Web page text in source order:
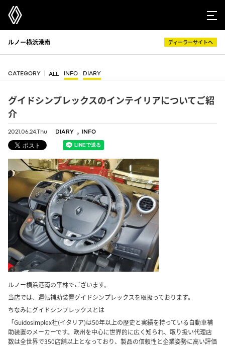
ルノー横浜港南 ディーラーサイトへ
CATEGORY ALL INFO DIARY
グイドシンプレックスのインテイリアについてご紹
介
2021.06.24.Thu DIARY , INFO
ルノー横浜港南の平林でございます。
当店では、運転補助装置グイドシンプレックスを取扱っております。
ちなみにグイドシンプレックスとは
「Guidosimplex社(イタリア)は50年以上の歴史と実績を持っている自動車補
助装置のメーカーです。欧州を中心に世界的に広く知られ、取り扱い代理店
数は全世界で350店舗以上となっており、製品の信頼性と企業姿勢に高い評価